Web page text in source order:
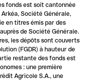
fonds est soit cantonnée
Société Générale,
en titres émis par des
de Société Générale.
les dépôts sont couverts
(FGDR) à hauteur de
restante des fonds est
: une première
Agricole S.A., une